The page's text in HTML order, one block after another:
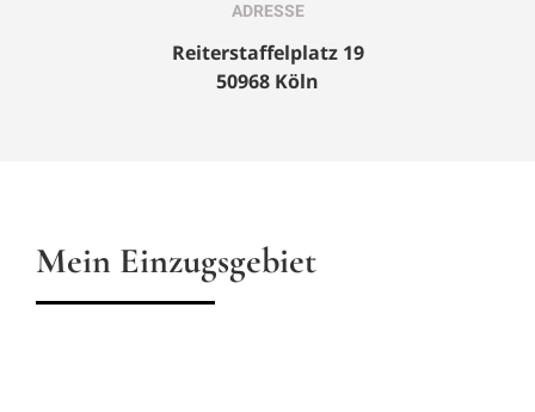
ADRESSE
Reiterstaffelplatz 19
50968 Köln
Mein Einzugsgebiet